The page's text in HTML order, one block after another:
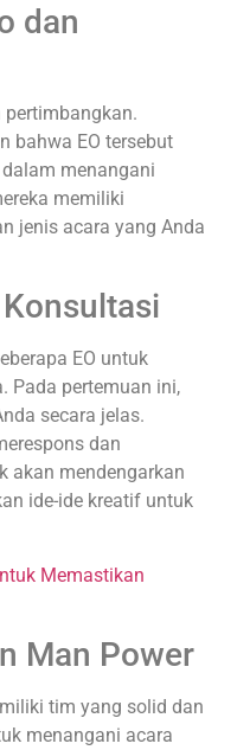
dan
pertimbangkan.
bahwa EO tersebut
menangani
memiliki
jenis acara yang Anda
EO untuk
Pada pertemuan ini,
secara jelas.
dan
akan mendengarkan
ide-ide kreatif untuk
Memastikan
Man Power
tim yang solid dan
menangani acara